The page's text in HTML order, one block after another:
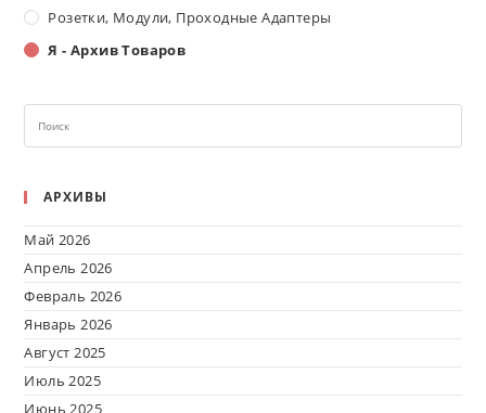
Розетки, Модули, Проходные Адаптеры
Я - Архив Товаров
АРХИВЫ
Май 2026
Апрель 2026
Февраль 2026
Январь 2026
Август 2025
Июль 2025
Июнь 2025